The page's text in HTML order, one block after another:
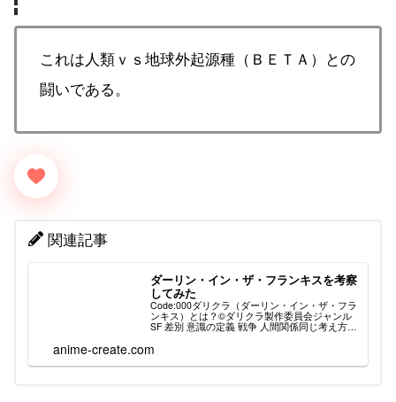
これは人類ｖｓ地球外起源種（ＢＥＴＡ）との
闘いである。
関連記事
ダーリン・イン・ザ・フランキスを考察
してみた
Code:000ダリクラ（ダーリン・イン・ザ・フラ
ンキス）とは？©ダリクラ製作委員会ジャンル
SF 差別 意識の定義 戦争 人間関係同じ考え方を
年期の終わり似た設定があるアニメ話数２４
話 （５７６分）...
anime-create.com